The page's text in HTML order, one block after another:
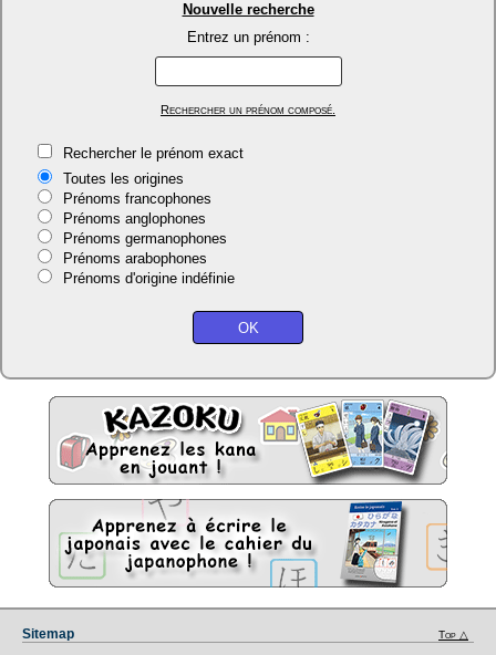
Nouvelle recherche
Entrez un prénom :
Rechercher un prénom composé.
Rechercher le prénom exact
Toutes les origines
Prénoms francophones
Prénoms anglophones
Prénoms germanophones
Prénoms arabophones
Prénoms d'origine indéfinie
Sitemap Top △